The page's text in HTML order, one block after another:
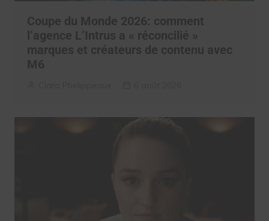
Coupe du Monde 2026: comment
l’agence L’Intrus a « réconcilié »
marques et créateurs de contenu avec
M6